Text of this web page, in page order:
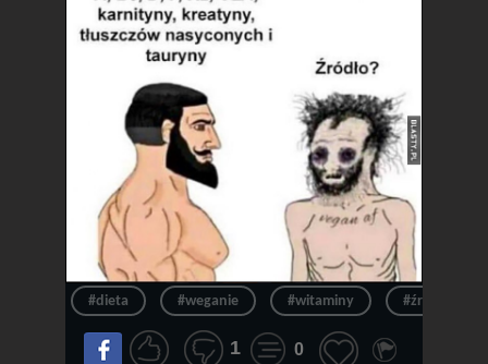
#dieta #weganie #witaminy #źródło
1 0